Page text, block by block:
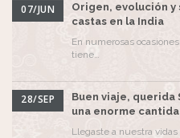
07/JUN
Origen, evolución
castas en la India
En numerosas
tiene…
28/SEP
Buen viaje, querida
una enorme
Llegaste a nuestra